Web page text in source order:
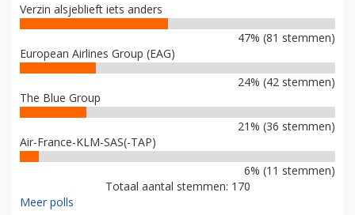
Verzin alsjeblieft iets anders
47% (81 stemmen)
European Airlines Group (EAG)
24% (42 stemmen)
The Blue Group
21% (36 stemmen)
Air-France-KLM-SAS(-TAP)
6% (11 stemmen)
Totaal aantal stemmen: 170
Meer polls